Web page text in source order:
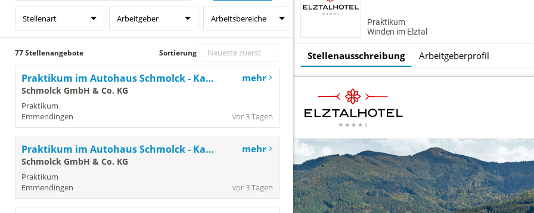
Stellenart Arbeitgeber Arbeitsbereiche
77 Stellenangebote Sortierung
Praktikum im Autohaus Schmolck - Karosseriebauer (m/w/d) in Emmendingen
Schmolck GmbH & Co. KG
Praktikum
Emmendingen
mehr
vor 3 Tagen
Praktikum im Autohaus Schmolck - Kaufmännischer Bereich (m/w/d) in Emmendingen
Schmolck GmbH & Co. KG
Praktikum
Emmendingen
mehr
vor 3 Tagen
Praktikum
Winden im Elztal
Stellenausschreibung Arbeitgeberprofil